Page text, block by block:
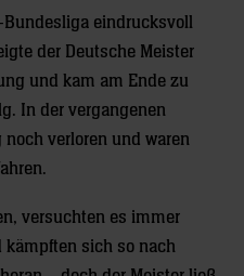
eindrucksvoll
der Deutsche Meister
und kam am Ende zu
In der vergangenen
verloren und waren
versuchten es immer
sich so nach